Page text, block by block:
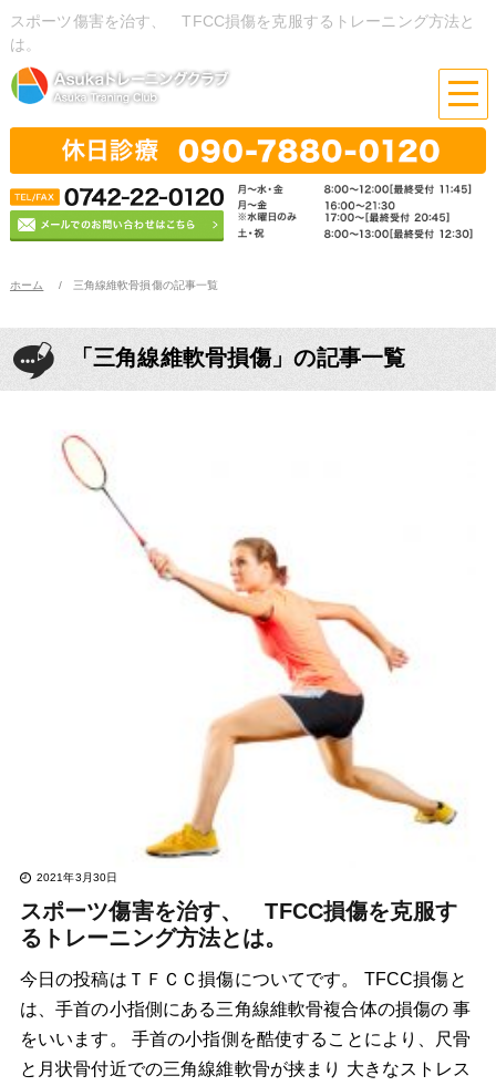
スポーツ傷害を治す、 TFCC損傷を克服するトレーニング方法と
は。
ホーム 三角線維軟骨損傷の記事一覧
「三角線維軟骨損傷」の記事一覧
2021年3月30日
スポーツ傷害を治す、 TFCC損傷を克服す
るトレーニング方法とは。
今日の投稿はＴＦＣＣ損傷についてです。 TFCC損傷と
は、手首の小指側にある三角線維軟骨複合体の損傷の 事
をいいます。 手首の小指側を酷使することにより、尺骨
と月状骨付近での三角線維軟骨が挟まり 大きなストレス